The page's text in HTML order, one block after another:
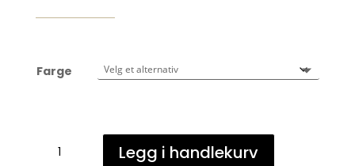
Farge
Selvheftende
bandasje
Legg i handlekurv